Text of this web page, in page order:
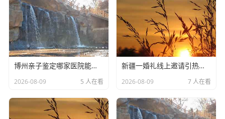
博州亲子鉴定哪家医院能做(办理亲子鉴定正规机构地址查询)
2026-08-09 5 人在看
新疆一婚礼线上邀请引热议,极简婚礼总花费7000元走红
2026-08-09 7 人在看